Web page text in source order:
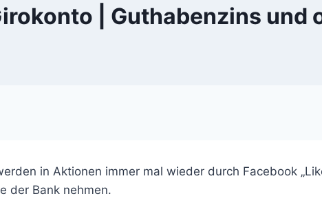
| Guthabenzins und
in Aktionen immer mal wieder durch Facebook
der Bank nehmen.